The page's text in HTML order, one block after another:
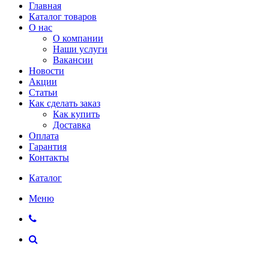
Главная
Каталог товаров
О нас
О компании
Наши услуги
Вакансии
Новости
Акции
Статьи
Как сделать заказ
Как купить
Доставка
Оплата
Гарантия
Контакты
Каталог
Меню